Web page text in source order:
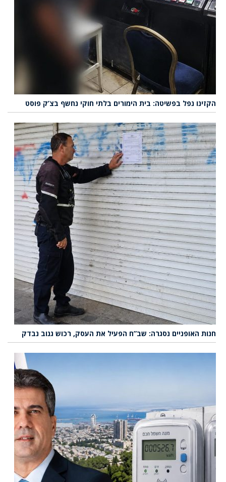
הקזינו נפל בפשיטה: בית הימורים בלתי חוקי נחשף בצ’ק פוסט
חנות האופניים נסגרה: שב”ח הפעיל את העסק, רכוש גנוב נבדק